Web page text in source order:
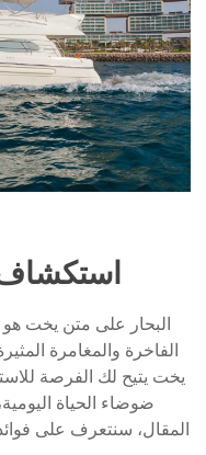
البحار على متن يخت هو
الفاخرة والمغامرة
يخت يتيح لك الفرصة
ضوضاء الحياة
المقال، سنتعرف على